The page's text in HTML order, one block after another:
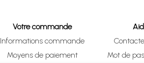
Votre commande
Informations commande
Moyens de paiement
Mot de